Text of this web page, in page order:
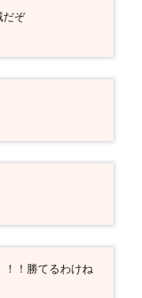
だぞ
！！勝てるわけね